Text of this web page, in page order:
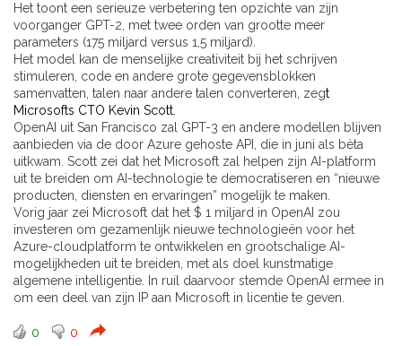
Het toont een serieuze verbetering ten opzichte van zijn
voorganger GPT-2, met twee orden van grootte meer
parameters (175 miljard versus 1,5 miljard).
Het model kan de menselijke creativiteit bij het schrijven
stimuleren, code en andere grote gegevensblokken
samenvatten, talen naar andere talen converteren, zegt
Microsofts CTO Kevin Scott.
OpenAI uit San Francisco zal GPT-3 en andere modellen blijven
aanbieden via de door Azure gehoste API, die in juni als bèta
uitkwam. Scott zei dat het Microsoft zal helpen zijn AI-platform
uit te breiden om AI-technologie te democratiseren en “nieuwe
producten, diensten en ervaringen” mogelijk te maken.
Vorig jaar zei Microsoft dat het $ 1 miljard in OpenAI zou
investeren om gezamenlijk nieuwe technologieën voor het
Azure-cloudplatform te ontwikkelen en grootschalige AI-
mogelijkheden uit te breiden, met als doel kunstmatige
algemene intelligentie. In ruil daarvoor stemde OpenAI ermee in
om een ​​deel van zijn IP aan Microsoft in licentie te geven.
0 0